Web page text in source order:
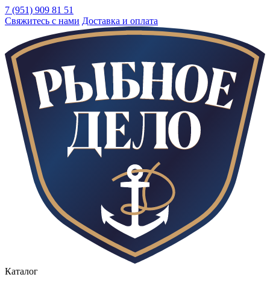
7 (951) 909 81 51
Свяжитесь с нами Доставка и оплата
Каталог